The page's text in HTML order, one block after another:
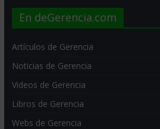
En deGerencia.com
Artículos de Gerencia
Noticias de Gerencia
Videos de Gerencia
Libros de Gerencia
Webs de Gerencia